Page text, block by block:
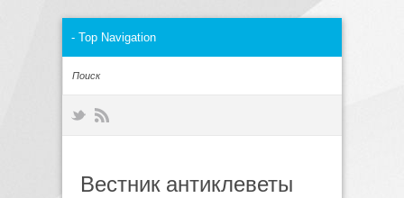
Вестник антиклеветы